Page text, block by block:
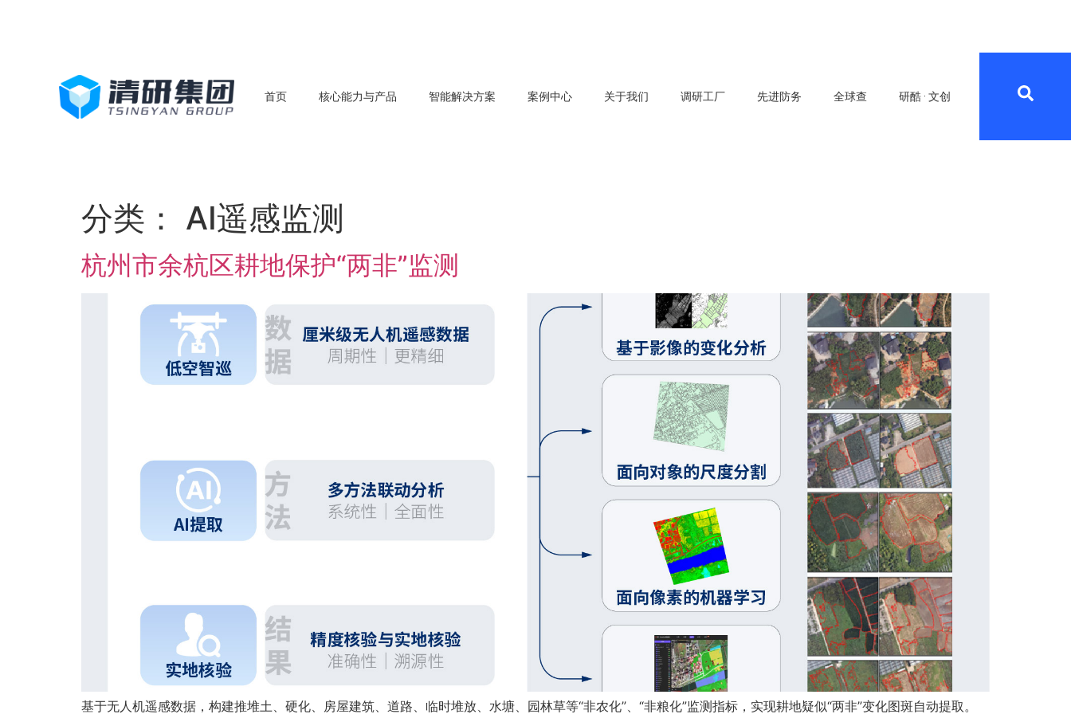
首页 核心能力与产品 智能解决方案 案例中心 关于我们 调研工厂 先进防务 全球查 研酷 · 文创
分类： AI遥感监测
杭州市余杭区耕地保护“两非”监测
基于无人机遥感数据，构建推堆土、硬化、房屋建筑、道路、临时堆放、水塘、园林草等“非农化”、“非粮化”监测指标，实现耕地疑似“两非”变化图斑自动提取。